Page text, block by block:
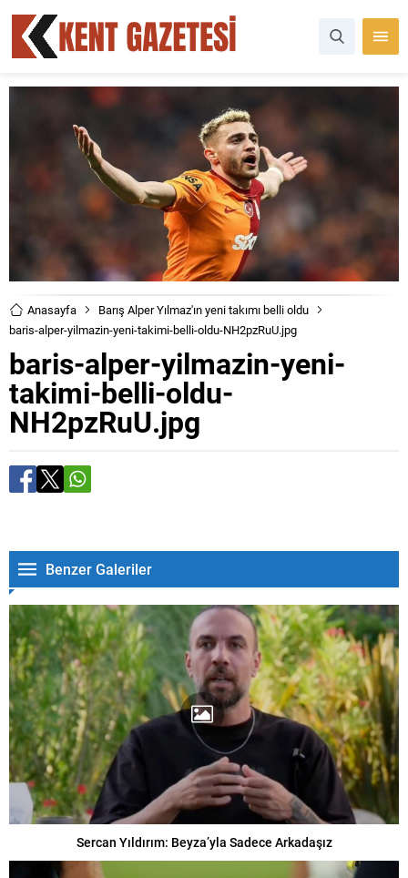
Anasayfa
Barış Alper Yılmaz'ın yeni takımı belli oldu
baris-alper-yilmazin-yeni-takimi-belli-oldu-NH2pzRuU.jpg
baris-alper-yilmazin-yeni-
takimi-belli-oldu-
NH2pzRuU.jpg
Benzer Galeriler
Sercan Yıldırım: Beyza’yla Sadece Arkadaşız